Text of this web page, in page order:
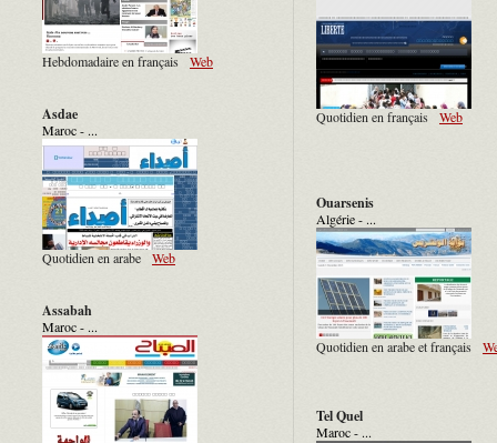
Hebdomadaire en français Web
Asdae
Maroc - ...
Quotidien en arabe Web
Assabah
Maroc - ...
Quotidien en français Web
Ouarsenis
Algérie - ...
Quotidien en arabe et français
Tel Quel
Maroc - ...